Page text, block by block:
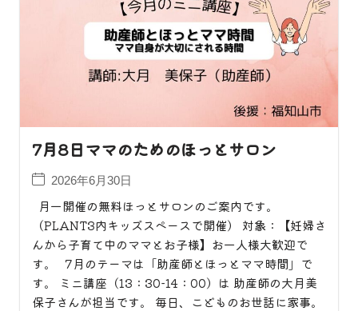
7月8日ママのためのほっとサロン
2026年6月30日
月一開催の無料ほっとサロンのご案内です。
（PLANT3内キッズスペースで開催） 対象：【妊婦さ
んから子育て中のママとお子様】お一人様大歓迎で
す。 7月のテーマは「助産師とほっとママ時間」で
す。 ミニ講座（13：30-14：00）は 助産師の大月美
保子さんが担当です。 毎日、こどものお世話に家事。